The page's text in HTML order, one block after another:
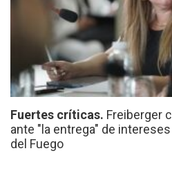
Fuertes críticas. Freiberger
ante "la entrega" de
del Fuego